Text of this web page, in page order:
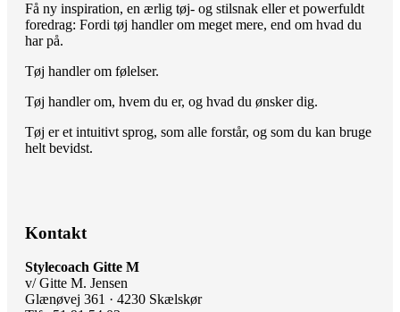
Få ny inspiration, en ærlig tøj- og stilsnak eller et powerfuldt
foredrag: Fordi tøj handler om meget mere, end om hvad du
har på.
Tøj handler om følelser.
Tøj handler om, hvem du er, og hvad du ønsker dig.
Tøj er et intuitivt sprog, som alle forstår, og som du kan bruge
helt bevidst.
Kontakt
Stylecoach Gitte M
v/ Gitte M. Jensen
Glænøvej 361 · 4230 Skælskør